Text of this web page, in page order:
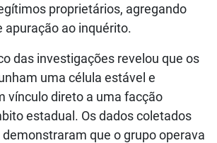
proprietários, agregando
apuração ao inquérito.
das investigações revelou que os
uma célula estável e
vínculo direto a uma facção
estadual. Os dados coletados
que o grupo operava